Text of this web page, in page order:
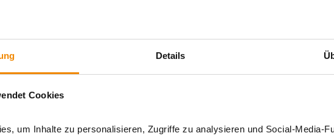
Details
Cookies
um Inhalte zu personalisieren, Zugriffe zu analysieren und Social-Media-
sodass Sie ihn in den Farben streichen können, die am
Die Farb- und Oberflächenstruktur kann aufgrund des
traditioneller Feuerraumtür-Modelle. Mit den Maßen 510
auf das Feuer und ermöglicht bequemes Nachlegen.